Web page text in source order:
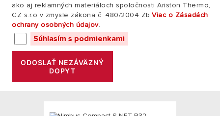
ako aj reklamných materiáloch spoločnosti Ariston Thermo,
CZ s.r.o v zmysle zákona č. 480/2004 Zb.Viac o Zásadách
ochrany osobných údajov.
Súhlasím s podmienkami
ODOSLAŤ NEZÁVÄZNÝ
DOPYT